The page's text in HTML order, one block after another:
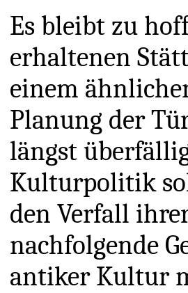
Es bleibt zu
erhaltenen
einem
Planung der
längst
Kulturpolitik
den Verfall
nachfolgende
antiker Kultur